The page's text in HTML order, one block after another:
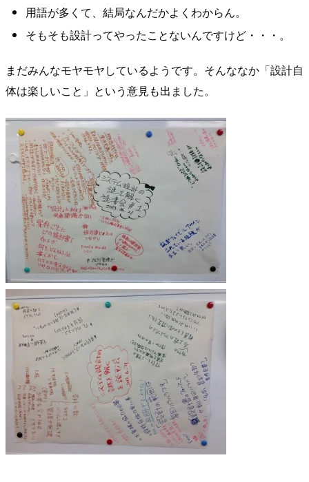
用語が多くて、結局なんだかよくわからん。
そもそも設計ってやったことないんですけど・・・。
まだみんなモヤモヤしているようです。そんななか「設計自
体は楽しいこと」という意見も出ました。